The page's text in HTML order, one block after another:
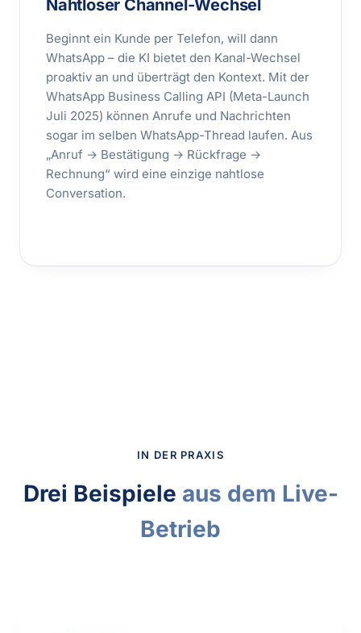
Nahtloser Channel-Wechsel
Beginnt ein Kunde per Telefon, will dann
WhatsApp – die KI bietet den Kanal-Wechsel
proaktiv an und überträgt den Kontext. Mit der
WhatsApp Business Calling API (Meta-Launch
Juli 2025) können Anrufe und Nachrichten
sogar im selben WhatsApp-Thread laufen. Aus
„Anruf → Bestätigung → Rückfrage →
Rechnung“ wird eine einzige nahtlose
Conversation.
IN DER PRAXIS
Drei Beispiele aus dem Live-
Betrieb